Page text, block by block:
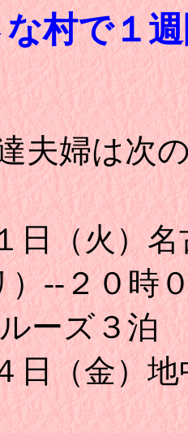
村で１
夫婦は次
（火）名
）--２０時
ーズ３泊
金）地